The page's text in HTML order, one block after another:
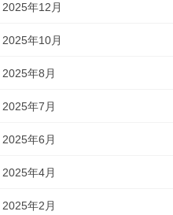
2025年12月
2025年10月
2025年8月
2025年7月
2025年6月
2025年4月
2025年2月